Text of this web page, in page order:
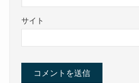
サイト